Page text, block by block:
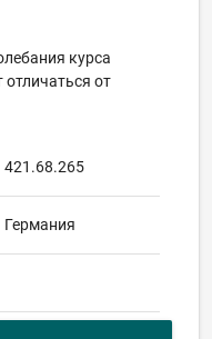
курса
от
421.68.265
Германия